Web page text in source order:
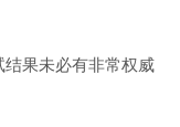
果未必有非常权威